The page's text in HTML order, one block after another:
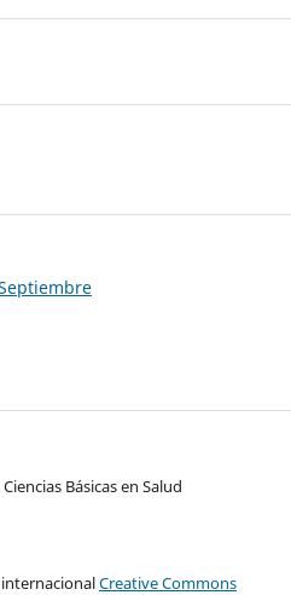
Básicas en Salud
Creative Commons